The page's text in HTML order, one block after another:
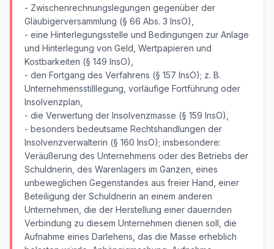
- Zwischenrechnungslegungen gegenüber der
Gläubigerversammlung (§ 66 Abs. 3 InsO),
- eine Hinterlegungsstelle und Bedingungen zur Anlage
und Hinterlegung von Geld, Wertpapieren und
Kostbarkeiten (§ 149 InsO),
- den Fortgang des Verfahrens (§ 157 InsO); z. B.
Unternehmensstilllegung, vorläufige Fortführung oder
Insolvenzplan,
- die Verwertung der Insolvenzmasse (§ 159 InsO),
- besonders bedeutsame Rechtshandlungen der
Insolvenzverwalterin (§ 160 InsO); insbesondere:
Veräußerung des Unternehmens oder des Betriebs der
Schuldnerin, des Warenlagers im Ganzen, eines
unbeweglichen Gegenstandes aus freier Hand, einer
Beteiligung der Schuldnerin an einem anderen
Unternehmen, die der Herstellung einer dauernden
Verbindung zu diesem Unternehmen dienen soll, die
Aufnahme eines Darlehens, das die Masse erheblich